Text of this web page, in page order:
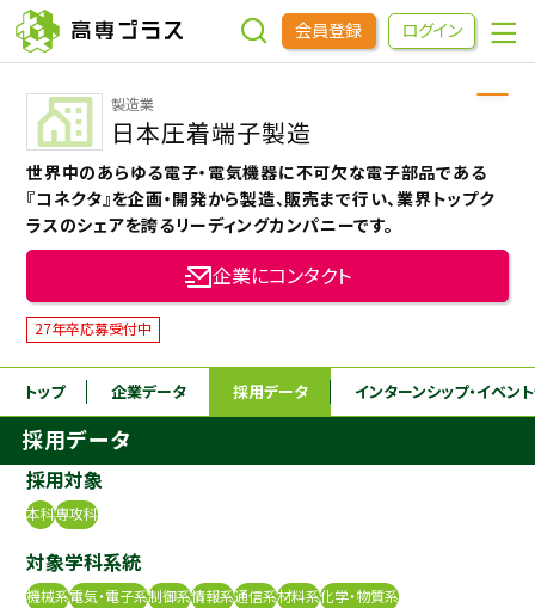
会員登録 ログイン
企業をさがす
進学先をさがす
インターンシップ・イベントをさがす
高専OBOGをさがす
高専プラスセミナー
高専生コミュニティ
めもらす
本科5年生・専攻科2年生向け 採用継続中の企業特集
製造業
日本圧着端子製造
世界中のあらゆる電子・電気機器に不可欠な電子部品である
『コネクタ』を企画・開発から製造、販売まで行い、業界トップク
ラスのシェアを誇るリーディングカンパニーです。
企業にコンタクト
27年卒応募受付中
トップ 企業データ 採用データ インターンシップ・イベン
採用データ
採用対象
本科専攻科
対象学科系統
機械系電気・電子系制御系情報系通信系材料系化学・物質系